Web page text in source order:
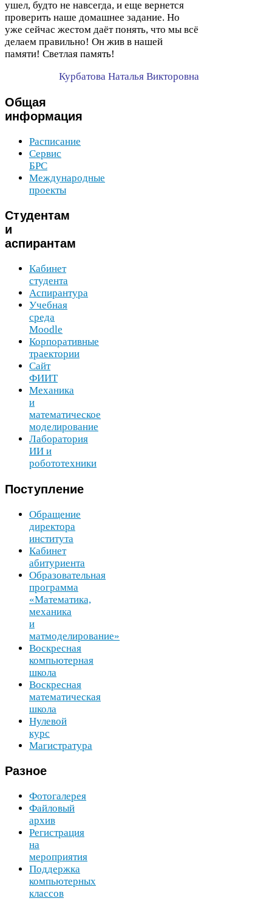
ушел, будто не навсегда, и еще вернется
проверить наше домашнее задание. Но
уже сейчас жестом даёт понять, что мы всё
делаем правильно! Он жив в нашей
памяти! Светлая память!
Курбатова Наталья Викторовна
Общая
информация
Расписание
Сервис
БРС
Международные
проекты
Студентам
и
аспирантам
Кабинет
студента
Аспирантура
Учебная
среда
Moodle
Корпоративные
траектории
Сайт
ФИИТ
Механика
и
математическое
моделирование
Лаборатория
ИИ и
робототехники
Поступление
Обращение
директора
института
Кабинет
абитуриента
Образовательная
программа
«Математика,
механика
и
матмоделирование»
Воскресная
компьютерная
школа
Воскресная
математическая
школа
Нулевой
курс
Магистратура
Разное
Фотогалерея
Файловый
архив
Регистрация
на
мероприятия
Поддержка
компьютерных
классов